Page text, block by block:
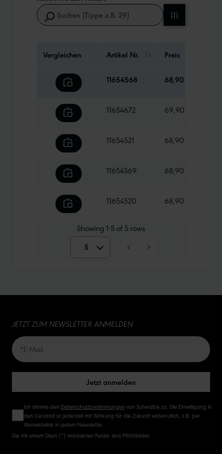
Vergleichen Artikel Nr. Preis
11654568 68,90 €
11654672 69,90 €
11654521 68,90 €
11654569 68,90 €
11654520 68,90 €
Showing 1-5of 5 rows
5 5
20
JETZT ZUM NEWSLETTER ANMELDEN
Jetzt anmelden
Ich stimme den Datenschutzbestimmungen von Schwalbe zu. Die Einwilligung in
den Versand ist jederzeit mit Wirkung für die Zukunft widerruflich, z.B. per
Abmeldelink in jedem Newsletter.
Die mit einem Stern (*) markierten Felder sind Pflichtfelder.